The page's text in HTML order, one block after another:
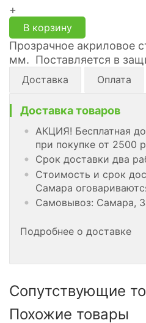
+
В корзину
Прозрачное акриловое
мм. Поставляется в
Доставка Оплата
Доставка товаров
АКЦИЯ! Бесплатная
при покупке от 2500
Срок доставки два
Стоимость и срок
Самара
Самовывоз: Самара,
Подробнее о доставке
Сопутствующие
Похожие товары